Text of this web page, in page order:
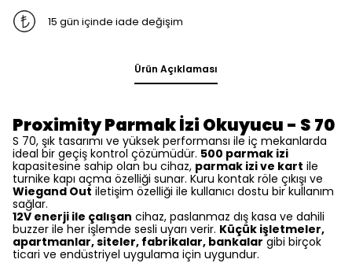
15 gün içinde iade değişim
Ürün Açıklaması
Proximity Parmak İzi Okuyucu - S 70
S 70, şık tasarımı ve yüksek performansı ile iç mekanlarda
ideal bir geçiş kontrol çözümüdür. 500 parmak izi
kapasitesine sahip olan bu cihaz, parmak izi ve kart ile
turnike kapı açma özelliği sunar. Kuru kontak röle çıkışı ve
Wiegand Out iletişim özelliği ile kullanıcı dostu bir kullanım
sağlar.
12V enerji ile çalışan cihaz, paslanmaz dış kasa ve dahili
buzzer ile her işlemde sesli uyarı verir. Küçük işletmeler,
apartmanlar, siteler, fabrikalar, bankalar gibi birçok
ticari ve endüstriyel uygulama için uygundur.